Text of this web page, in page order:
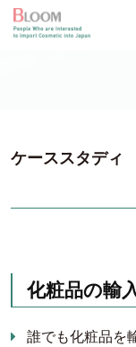
ケーススタディ
化粧品の輸
誰でも化粧品を